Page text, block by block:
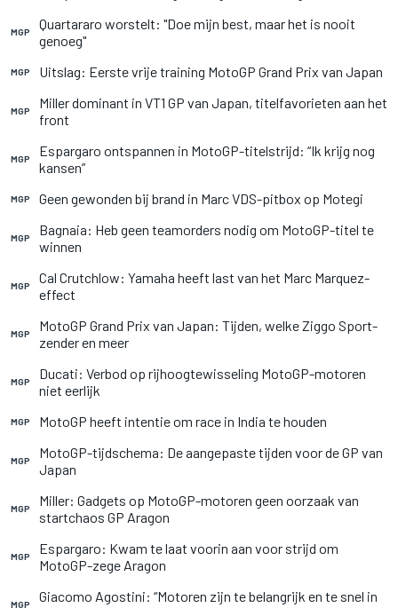
MGP
Quartararo worstelt: "Doe mijn best, maar het is nooit
genoeg"
MGP Uitslag: Eerste vrije training MotoGP Grand Prix van Japan
MGP
Miller dominant in VT1 GP van Japan, titelfavorieten aan het
front
MGP
Espargaro ontspannen in MotoGP-titelstrijd: “Ik krijg nog
kansen”
MGP Geen gewonden bij brand in Marc VDS-pitbox op Motegi
MGP
Bagnaia: Heb geen teamorders nodig om MotoGP-titel te
winnen
MGP
Cal Crutchlow: Yamaha heeft last van het Marc Marquez-
effect
MGP
MotoGP Grand Prix van Japan: Tijden, welke Ziggo Sport-
zender en meer
MGP
Ducati: Verbod op rijhoogtewisseling MotoGP-motoren
niet eerlijk
MGP MotoGP heeft intentie om race in India te houden
MGP
MotoGP-tijdschema: De aangepaste tijden voor de GP van
Japan
MGP
Miller: Gadgets op MotoGP-motoren geen oorzaak van
startchaos GP Aragon
MGP
Espargaro: Kwam te laat voorin aan voor strijd om
MotoGP-zege Aragon
MGP
Giacomo Agostini: “Motoren zijn te belangrijk en te snel in